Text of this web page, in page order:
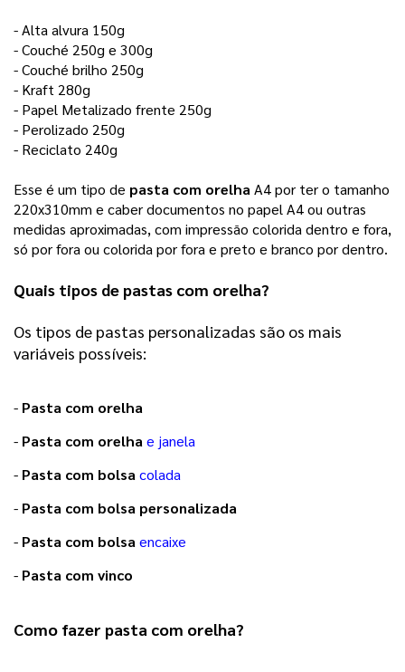
- Alta alvura 150g
- Couché 250g e 300g
- Couché brilho 250g
- Kraft 280g
- Papel Metalizado frente 250g
- Perolizado 250g
- Reciclato 240g
Esse é um tipo de pasta com orelha A4 por ter o tamanho
220x310mm e caber documentos no papel A4 ou outras
medidas aproximadas, com impressão colorida dentro e fora,
só por fora ou colorida por fora e preto e branco por dentro.
Quais tipos de pastas com orelha?
Os tipos de pastas personalizadas são os mais
variáveis possíveis:
- Pasta com orelha
- Pasta com orelha e janela
- Pasta com bolsa colada
- Pasta com bolsa personalizada
- Pasta com bolsa encaixe
- Pasta com vinco
Como fazer pasta com orelha?